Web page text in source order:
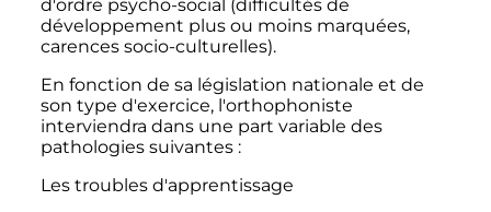
d'ordre psycho-social (difficultés de
développement plus ou moins marquées,
carences socio-culturelles).
En fonction de sa législation nationale et de
son type d'exercice, l'orthophoniste
interviendra dans une part variable des
pathologies suivantes :
Les troubles d'apprentissage